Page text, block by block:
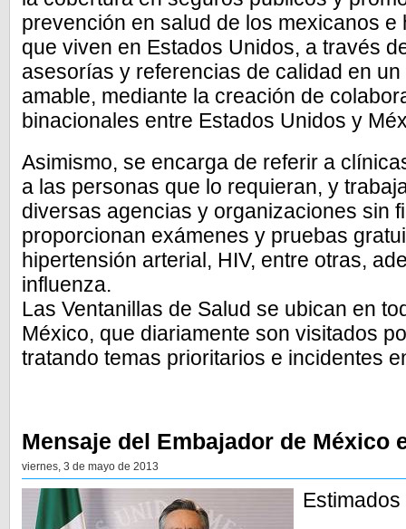
prevención en salud de los mexicanos
que viven en Estados Unidos, a través
asesorías y referencias de calidad en
amable, mediante la creación de
binacionales entre Estados Unidos y
Asimismo, se encarga de referir a
a las personas que lo requieran, y
diversas agencias y organizaciones sin
proporcionan exámenes y pruebas
hipertensión arterial, HIV, entre otras,
influenza.
Las Ventanillas de Salud se ubican en
México, que diariamente son visitados
tratando temas prioritarios e incidentes
Mensaje del Embajador de México
viernes, 3 de mayo de 2013